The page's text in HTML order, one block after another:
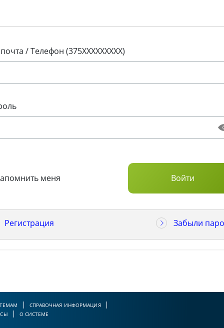
/ Телефон (375XXXXXXXXX)
меня
Регистрация Забыли
СПРАВОЧНАЯ ИНФОРМАЦИЯ
О СИСТЕМЕ